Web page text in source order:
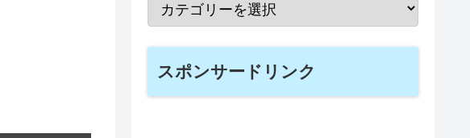
スポンサードリンク